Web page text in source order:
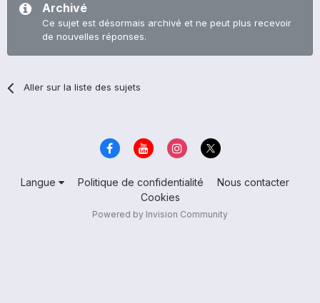
Archivé
Ce sujet est désormais archivé et ne peut plus recevoir
de nouvelles réponses.
Aller sur la liste des sujets
Langue Politique de confidentialité
Nous contacter
Cookies
Powered by Invision Community